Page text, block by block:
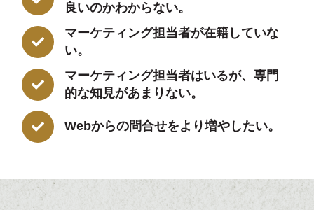
良いのかわからない。
マーケティング担当者が在籍していな
い。
マーケティング担当者はいるが、専門
的な知見があまりない。
Webからの問合せをより増やしたい。